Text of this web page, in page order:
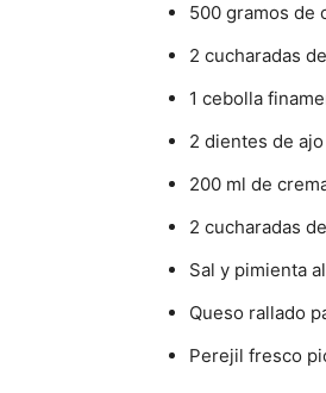
500 gramos de
2 cucharadas
1 cebolla
2 dientes de
200 ml de
2 cucharadas
Sal y pimienta
Queso rallado
Perejil fresco